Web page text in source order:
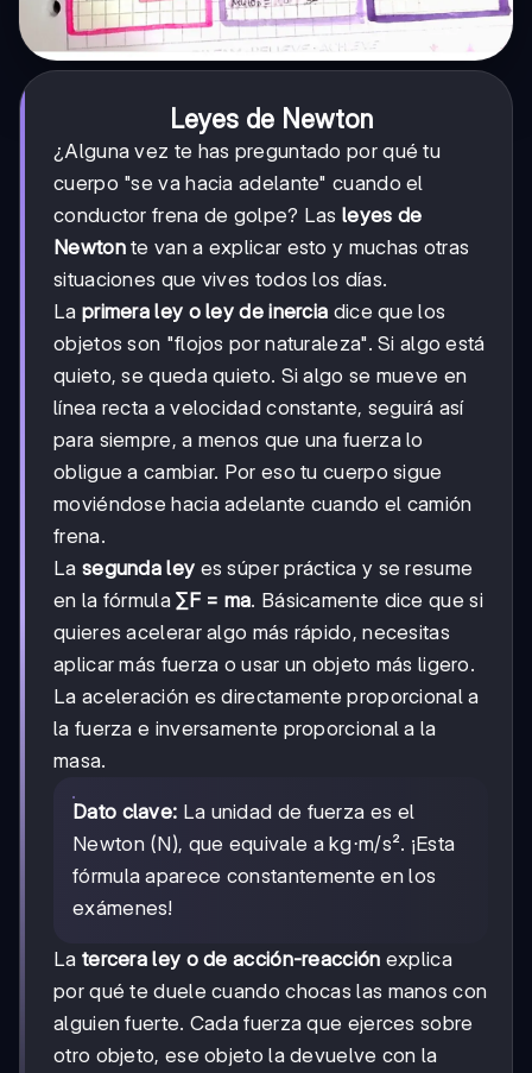
Leyes de Newton
¿Alguna vez te has preguntado por qué tu
cuerpo "se va hacia adelante" cuando el
conductor frena de golpe? Lasleyes de
Newtonte van a explicar esto y muchas otras
situaciones que vives todos los días.
La primera ley o ley de inercia dice que los
objetos son "flojos por naturaleza". Si algo está
quieto, se queda quieto. Si algo se mueve en
línea recta a velocidad constante, seguirá así
para siempre, a menos que una fuerza lo
obligue a cambiar. Por eso tu cuerpo sigue
moviéndose hacia adelante cuando el camión
frena.
La segunda ley es súper práctica y se resume
en la fórmula∑F = ma. Básicamente dice que si
quieres acelerar algo más rápido, necesitas
aplicar más fuerza o usar un objeto más ligero.
La aceleración es directamente proporcional a
la fuerza e inversamente proporcional a la
masa.
Dato clave: La unidad de fuerza es el
Newton (N), que equivale a kg⋅m/s². ¡Esta
fórmula aparece constantemente en los
exámenes!
La tercera ley o de acción-reacción explica
por qué te duele cuando chocas las manos con
alguien fuerte. Cada fuerza que ejerces sobre
otro objeto, ese objeto la devuelve con la